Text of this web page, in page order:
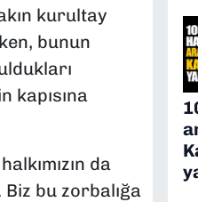
kurultay
bunun
kapısına
da
Biz bu zorbalığa